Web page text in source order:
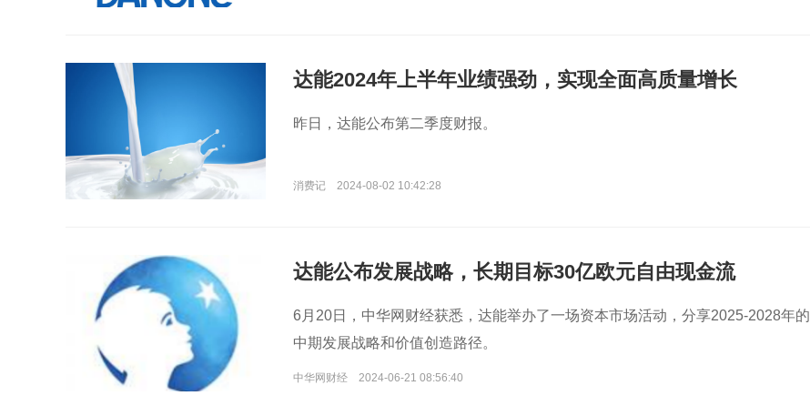
达能2024年上半年业绩强劲，实现全面高质量增长
昨日，达能公布第二季度财报。
消费记 2024-08-02 10:42:28
达能公布发展战略，长期目标30亿欧元自由现金流
6月20日，中华网财经获悉，达能举办了一场资本市场活动，分享2025-2028年的
中期发展战略和价值创造路径。
中华网财经 2024-06-21 08:56:40